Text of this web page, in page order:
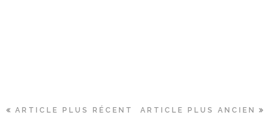
ARTICLE PLUS RÉCENT ARTICLE PLUS ANCIEN